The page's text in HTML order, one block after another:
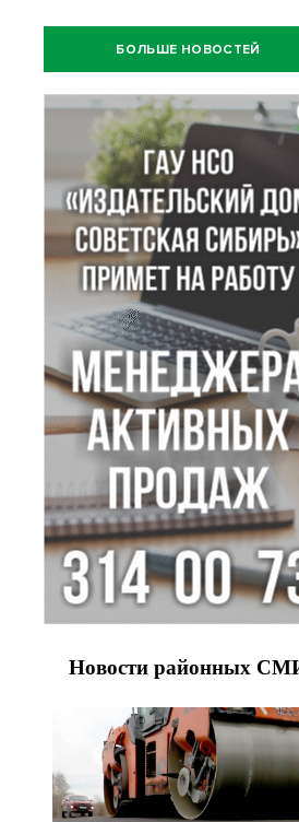
БОЛЬШЕ НОВОСТЕЙ